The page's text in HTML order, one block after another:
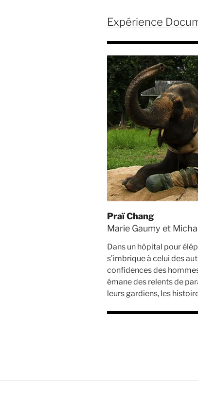
Expérience
Praï Chang
Marie Gaumy et
Dans un hôpital pour
s’imbrique à celui des
confidences des
émane des relents de
leurs gardiens, les